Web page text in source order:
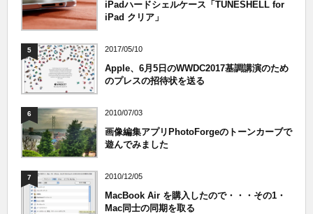
iPadハードシェルケース「TUNESHELL for
iPad クリア」
5 2017/05/10
Apple、6月5日のWWDC2017基調講演のため
のプレスの招待状を送る
6 2010/07/03
画像編集アプリPhotoForgeのトーンカーブで
遊んでみました
7 2010/12/05
MacBook Air を購入したので・・・その1・
Mac同士の同期を取る